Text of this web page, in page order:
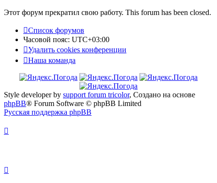
Этот форум прекратил свою работу. This forum has been closed.
Список форумов
Часовой пояс: UTC+03:00
Удалить cookies конференции
Наша команда
Style developer by support forum tricolor, Создано на основе
phpBB® Forum Software © phpBB Limited
Русская поддержка phpBB